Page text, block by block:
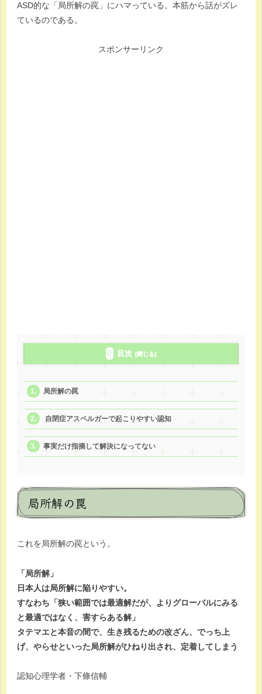
ASD的な「局所解の罠」にハマっている。本筋から話がズレ
ているのである。
スポンサーリンク
目次
局所解の罠
自閉症アスペルガーで起こりやすい認知
事実だけ指摘して解決になってない
局所解の罠
これを局所解の罠という。
「局所解」
日本人は局所解に陥りやすい。
すなわち「狭い範囲では最適解だが、よりグローバルにみる
と最適ではなく、害すらある解」
タテマエと本音の間で、生き残るための改ざん、でっち上
げ、やらせといった局所解がひねり出され、定着してしまう
認知心理学者・下條信輔